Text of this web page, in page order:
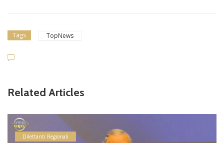
Tags TopNews
Related Articles
Dilettanti Regionali